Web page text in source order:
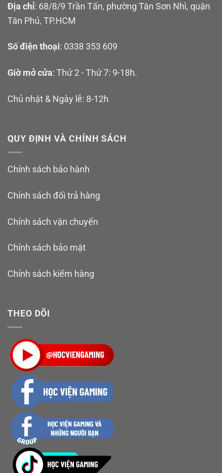
Địa chỉ: 68/8/9 Trần Tấn, phường Tân Sơn Nhì, quận
Tân Phú, TP.HCM
Số điện thoại: 0338 353 609
Giờ mở cửa: Thứ 2 - Thứ 7: 9-18h.
Chủ nhật & Ngày lễ: 8-12h
QUY ĐỊNH VÀ CHÍNH SÁCH
Chính sách bảo hành
Chính sách đổi trả hàng
Chính sách vận chuyển
Chính sách bảo mật
Chính sách kiểm hàng
THEO DÕI